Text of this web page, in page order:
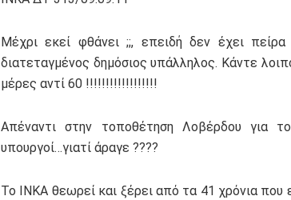
Μέχρι εκεί φθάνει ;;, επειδή δεν έχει
διατεταγμένος δημόσιος υπάλληλος. Κάντε
μέρες αντί 60 !!!!!!!!!!!!!!!!!!
Απέναντι στην τοποθέτηση Λοβέρδου για
υπουργοί…γιατί άραγε ????
Το ΙΝΚΑ θεωρεί και ξέρει από τα 41 χρόνια που